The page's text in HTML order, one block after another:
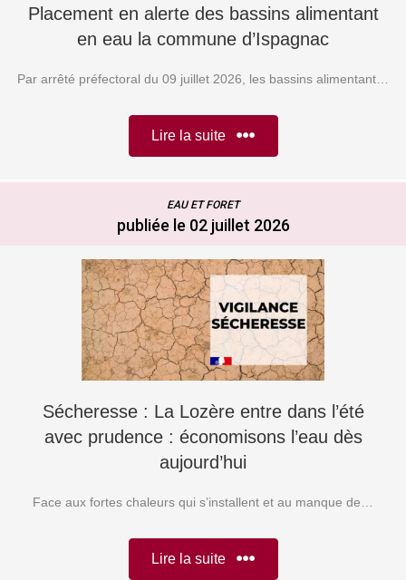
Placement en alerte des bassins alimentant
en eau la commune d’Ispagnac
Par arrêté préfectoral du 09 juillet 2026, les bassins alimentant…
Lire la suite
EAU ET FORET
publiée le 02 juillet 2026
Sécheresse : La Lozère entre dans l’été
avec prudence : économisons l’eau dès
aujourd’hui
Face aux fortes chaleurs qui s’installent et au manque de…
Lire la suite